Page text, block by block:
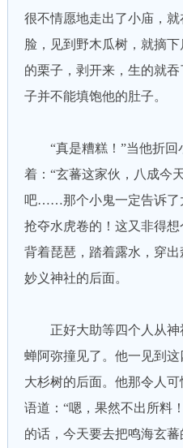
很不情愿地走出了小庙，
脸，见到野木瓜树，就摘
的栗子，剥开来，生的就
子并不能填饱他的肚子。
“真是糟糕！”当他折回
着：“玄蕃这家伙，八成今
吧……那个小鬼一定告诉了
抢夺水虎卷的！这又非得想
背着琵琶，踏着露水，穿
妙义神社的后面。
正好大助等四个人从神
蝉阿弥撞见了。他一见到
大杉树的后面。他那令人
语道：“嗯，果然不出所料
的话，今天要去把鸣海玄